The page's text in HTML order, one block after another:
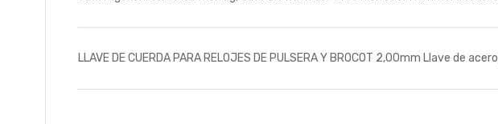
LLAVE DE CUERDA PARA RELOJES DE PULSERA Y BROCOT 2,00mm Llave de